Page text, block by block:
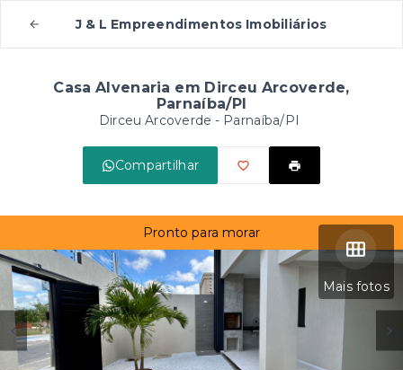
J & L Empreendimentos Imobiliários
Casa Alvenaria em Dirceu Arcoverde,
Parnaíba/PI
Dirceu Arcoverde - Parnaíba/PI
Compartilhar
Mais fotos
Pronto para morar